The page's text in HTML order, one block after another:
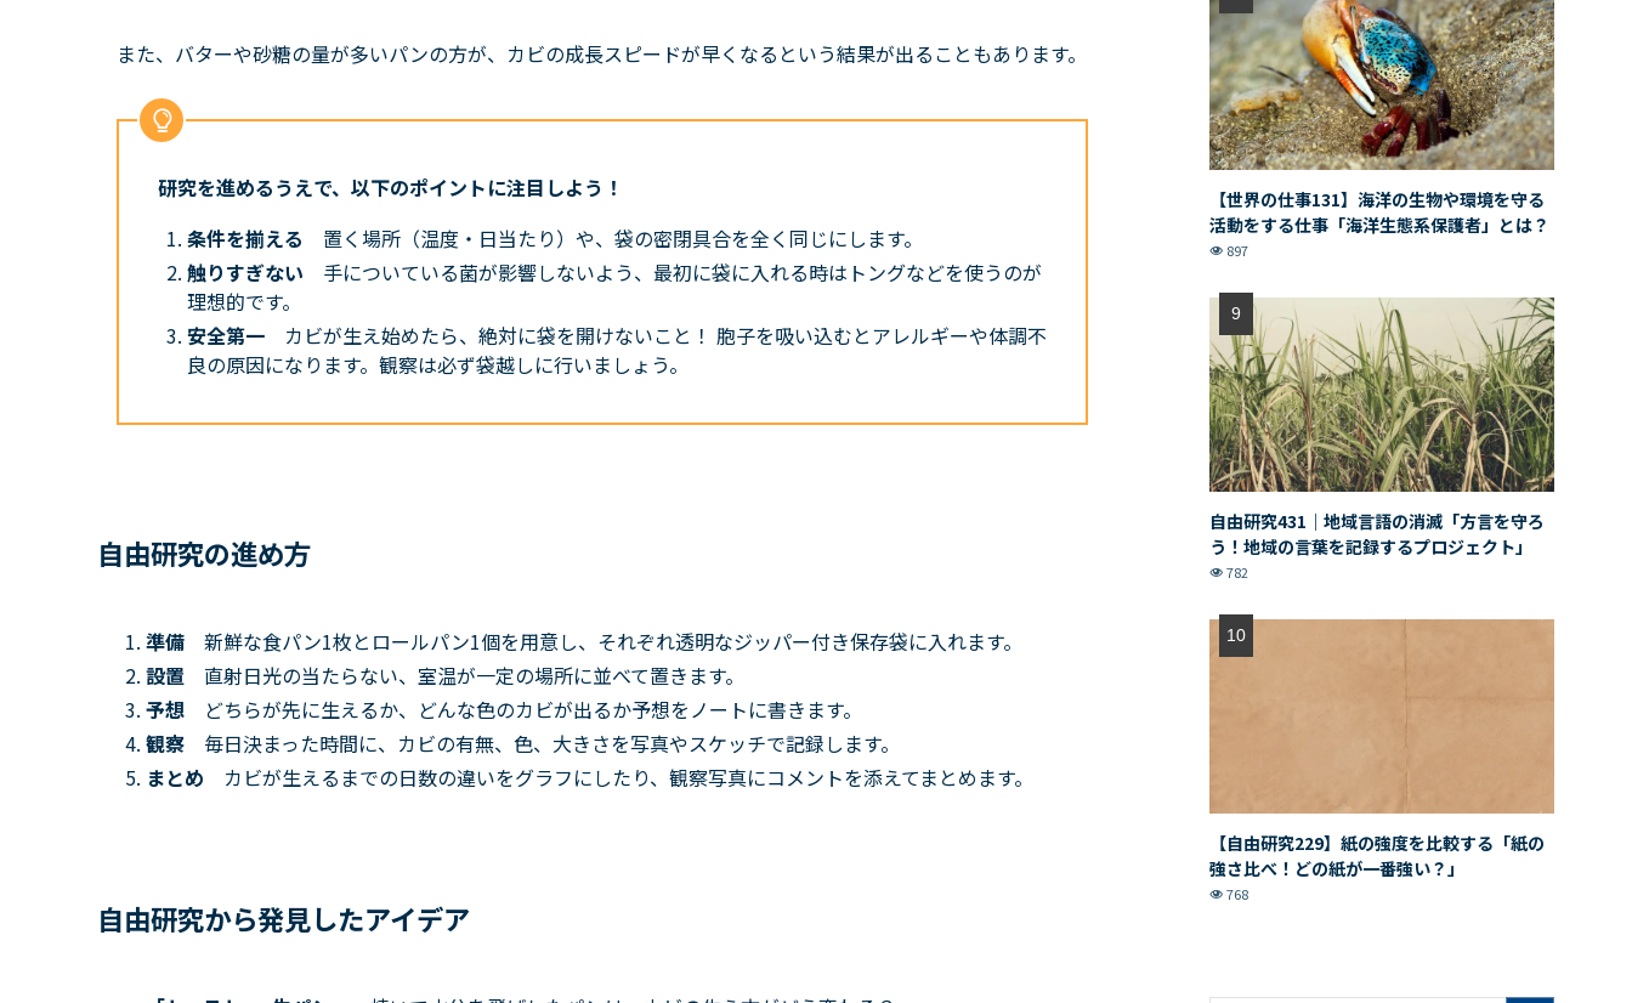
また、バターや砂糖の量が多いパンの方が、カビの成長スピードが早くなるという結果が出ることもあります。
研究を進めるうえで、以下のポイントに注目しよう！
条件を揃える 置く場所（温度・日当たり）や、袋の密閉具合を全く同じにします。
触りすぎない 手についている菌が影響しないよう、最初に袋に入れる時はトングなどを使うのが
理想的です。
安全第一 カビが生え始めたら、絶対に袋を開けないこと！ 胞子を吸い込むとアレルギーや体調不
良の原因になります。観察は必ず袋越しに行いましょう。
自由研究の進め方
準備 新鮮な食パン1枚とロールパン1個を用意し、それぞれ透明なジッパー付き保存袋に入れます。
設置 直射日光の当たらない、室温が一定の場所に並べて置きます。
予想
どちらが先に生えるか、どんな色のカビが出るか予想をノートに書きます。
観察 毎日決まった時間に、カビの有無、色、大きさを写真やスケッチで記録します。
まとめ カビが生えるまでの日数の違いをグラフにしたり、観察写真にコメントを添えてまとめます。
自由研究から発見したアイデア
【世界の仕事131】海洋の生物や環境を守る
活動をする仕事「海洋生態系保護者」とは？
897
自由研究431｜地域言語の消滅「方言を守ろ
う！地域の言葉を記録するプロジェクト」
782
【自由研究229】紙の強度を比較する「紙の
強さ比べ！どの紙が一番強い？」
768